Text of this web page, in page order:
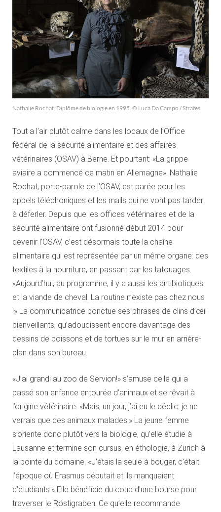
Nathalie Rochat. Diplôme de biologie en 1995. © Luca Da Campo / Strates
Tout a l’air plutôt calme dans les locaux de l’Office
fédéral de la sécurité alimentaire et des affaires
vétérinaires (OSAV) à Berne. Et pourtant: «La grippe
aviaire a commencé ce matin en Allemagne». Nathalie
Rochat, porte-parole de l’OSAV, est parée pour les
appels téléphoniques et les mails qui ne vont pas tarder
à déferler. Depuis que les offices vétérinaires et de la
sécurité alimentaire ont fusionné début 2014 pour
devenir l’OSAV, c’est désormais toute la chaîne
alimentaire qui est représentée par un même organe: des
textiles à la nourriture, en passant par les tatouages.
«Aujourd’hui, au programme, il y a aussi les antibiotiques
et la viande de cheval. La routine n’existe pas chez nous
!» La communicatrice ponctue ses phrases de clins d’œil
bienveillants, qu’adoucissent encore davantage des
dessins de poissons et de tortues sur le mur en arrière-
plan dans son bureau.
«J’ai grandi au zoo de Servion!» s’amuse celle qui a
passé son enfance entourée d’animaux et se rêvait à
l’origine vétérinaire. «Mais, un jour, j’ai eu le déclic: je ne
verrais que des animaux malades.» La jeune femme
s’oriente donc plutôt vers la biologie, qu’elle étudie à
Lausanne et termine son cursus, en éthologie, à Zurich à
la pointe du domaine. «J’étais la seule à bouger, c’était
l’époque où Erasmus débutait et ils manquaient
d’étudiants.» Elle bénéficie du coup d’une bourse pour
traverser le Röstigraben. Ce qu’elle recommande